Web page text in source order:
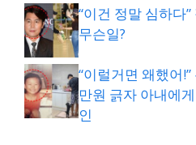
“이건 정말 심하다
무슨일?
“이럴거면 왜했어
만원 긁자 아내에
인